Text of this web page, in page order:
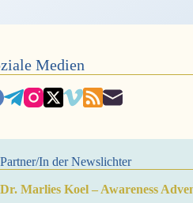
Medien
Partner/In der Newslichter
Dr. Marlies Koel – Awareness